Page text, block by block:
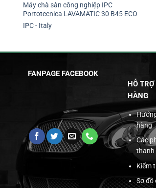
Máy chà sàn công nghiệp IPC
Portotecnica LAVAMATIC 30 B45 ECO
IPC - Italy
FANPAGE FACEBOOK
HỖ
HÀNG
hàng
Các
thanh
Kiểm
Sơ đồ